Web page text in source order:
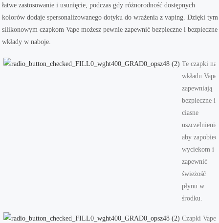
łatwe zastosowanie i usunięcie, podczas gdy różnorodność dostępnych
kolorów dodaje spersonalizowanego dotyku do wrażenia z vaping. Dzięki tym
silikonowym czapkom Vape możesz pewnie zapewnić bezpieczne i bezpieczne
wkłady w naboje.
Te czapki na
wkładu Vape
zapewniają
bezpieczne i
ciasne
aby zapobiec
wyciekom i
zapewnić
świeżość
płynu w
środku.
Czapki Vape